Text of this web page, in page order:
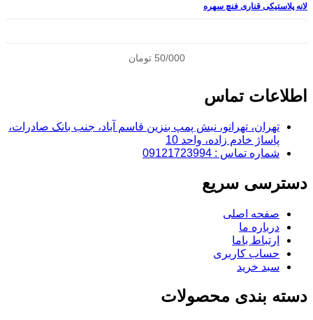
لانه پلاستیکی قناری فنچ سهره
50/000 تومان
اطلاعات تماس
تهران، تهرانو، نبش پمپ بنزین قاسم آباد، جنب بانک صادرات،
پاساژ خادم زاده، واحد 10
شماره تماس : 09121723994
دسترسی سریع
صفحه اصلی
درباره ما
ارتباط باما
حساب کاربری
سبد خرید
دسته بندی محصولات